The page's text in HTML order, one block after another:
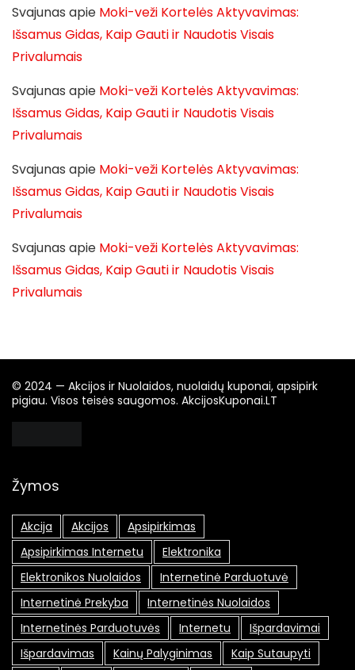
Svajunas apie Moki-veži Kortelės Aktyvavimas:
Išsamus Gidas, Kaip Gauti ir Naudotis Visais
Privalumais
Svajunas apie Moki-veži Kortelės Aktyvavimas:
Išsamus Gidas, Kaip Gauti ir Naudotis Visais
Privalumais
Svajunas apie Moki-veži Kortelės Aktyvavimas:
Išsamus Gidas, Kaip Gauti ir Naudotis Visais
Privalumais
Svajunas apie Moki-veži Kortelės Aktyvavimas:
Išsamus Gidas, Kaip Gauti ir Naudotis Visais
Privalumais
© 2024 — Akcijos ir Nuolaidos, nuolaidų kuponai, apsipirk
pigiau. Visos teisės saugomos. AkcijosKuponai.LT
Žymos
Akcija Akcijos
Apsipirkimas
Apsipirkimas Internetu
Elektronika
Elektronikos Nuolaidos
Internetinė Parduotuvė
Internetinė Prekyba
Internetinės Nuolaidos
Internetinės Parduotuvės
Internetu
Išpardavimai
Išpardavimas
Kainų Palyginimas
Kaip Sutaupyti